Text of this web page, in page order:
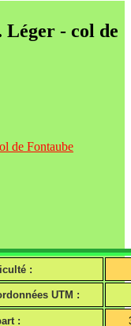
Léger - col de
de Fontaube
:
UTM :
: